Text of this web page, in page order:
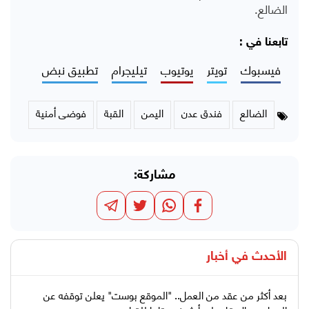
الضالع.
تابعنا في :
فيسبوك تويتر يوتيوب تيليجرام تطبيق نبض
الضالع فندق عدن اليمن القبة فوضى أمنية
مشاركة:
الأحدث في أخبار
بعد أكثر من عقد من العمل.. "الموقع بوست" يعلن توقفه عن